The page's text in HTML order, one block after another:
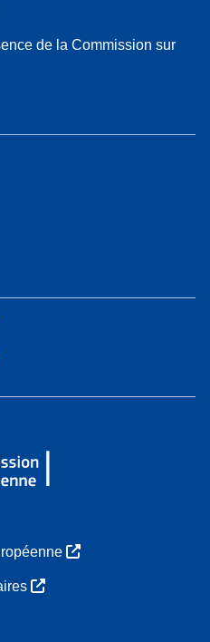
de la Commission sur